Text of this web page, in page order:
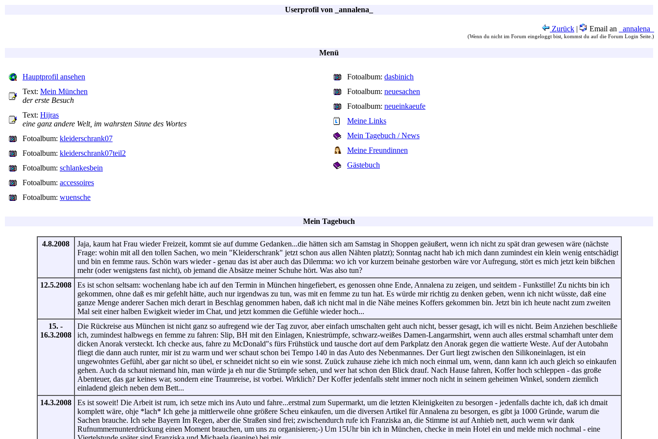
Userprofil von _annalena_
Zurück | Email an _annalena_
(Wenn du nicht im Forum eingeloggt bist, kommst du auf die Forum Login Seite.)
Menü
Hauptprofil ansehen
Text: Mein München
der erste Besuch
Text: Hijras
eine ganz andere Welt, im wahrsten Sinne des Wortes
Fotoalbum: kleiderschrank07
Fotoalbum: kleiderschrank07teil2
Fotoalbum: schlankesbein
Fotoalbum: accessoires
Fotoalbum: wuensche
Fotoalbum: dasbinich
Fotoalbum: neuesachen
Fotoalbum: neueinkaeufe
Meine Links
Mein Tagebuch / News
Meine Freundinnen
Gästebuch
Mein Tagebuch
4.8.2008
Jaja, kaum hat Frau wieder Freizeit, kommt sie auf dumme Gedanken...die hätten sich am Samstag in Shoppen geäußert, wenn ich nicht zu spät dran gewesen wäre (nächste
Frage: wohin mit all den tollen Sachen, wo mein "Kleiderschrank" jetzt schon aus allen Nähten platzt); Sonntag nacht hab ich mich dann zumindest ein klein wenig entschädigt
und bin en femme raus. Schön wars wieder - genau das ist aber auch das Dilemma: wo ich vor kurzem beinahe gestorben wäre vor Aufregung, stört es mich jetzt kein bißchen
mehr (oder wenigstens fast nicht), ob jemand die Absätze meiner Schuhe hört. Was also tun?
12.5.2008
Es ist schon seltsam: wochenlang habe ich auf den Termin in München hingefiebert, es genossen ohne Ende, Annalena zu zeigen, und seitdem - Funkstille! Zu nichts bin ich
gekommen, ohne daß es mir gefehlt hätte, auch nur irgendwas zu tun, was mit en femme zu tun hat. Es würde mir richtig zu denken geben, wenn ich nicht wüsste, daß eine
ganze Menge anderer Sachen mich derart in Beschlag genommen haben, daß ich nicht mal in die Nähe meines Koffers gekommen bin. Jetzt bin ich heute nacht zum zweiten
Mal seit einer halben Ewigkeit wieder im Chat, und jetzt kommen die Gefühle wieder hoch...
15. -
16.3.2008
Die Rückreise aus München ist nicht ganz so aufregend wie der Tag zuvor, aber einfach umschalten geht auch nicht, besser gesagt, ich will es nicht. Beim Anziehen beschließe
ich, zumindest halbwegs en femme zu fahren: Slip, BH mit den Einlagen, Kniestrümpfe, schwarz-weißes Damen-Langarmshirt, wenn auch alles erstmal schamhaft unter dem
dicken Anorak versteckt. Ich checke aus, fahre zu McDonald"s fürs Frühstück und tausche dort auf dem Parkplatz den Anorak gegen die wattierte Weste. Auf der Autobahn
fliegt die dann auch runter, mir ist zu warm und wer schaut schon bei Tempo 140 in das Auto des Nebenmannes. Der Gurt liegt zwischen den Silikoneinlagen, ist ein
ungewohntes Gefühl, aber gar nicht so übel, er schneidet nicht so ein wie sonst. Zuück zuhause ziehe ich mich noch einmal um, wenn, dann kann ich auch gleich so einkaufen
gehen. Auch da schaut niemand hin, man würde ja eh nur die Strümpfe sehen, und wer hat schon den Blick drauf. Nach Hause fahren, Koffer hoch schleppen - das große
Abenteuer, das gar keines war, sondern eine Traumreise, ist vorbei. Wirklich? Der Koffer jedenfalls steht immer noch nicht in seinem geheimen Winkel, sondern ziemlich
einladend gleich neben dem Bett...
14.3.2008
Es ist soweit! Die Arbeit ist rum, ich setze mich ins Auto und fahre...erstmal zum Supermarkt, um die letzten Kleinigkeiten zu besorgen - jedenfalls dachte ich, daß ich dmait
komplett wäre, ohje *lach* Ich gehe ja mittlerweile ohne größere Scheu einkaufen, um die diversen Artikel für Annalena zu besorgen, es gibt ja 1000 Gründe, warum die
Sachen brauche. Ich sehe Bayern Im Regen, aber die Straßen sind frei; zwischendurch rufe ich Franziska an, die Stimme ist auf Anhieb nett, auch wenn wir dank
Rufnummernunterdrückung einen Moment brauchen, um uns zu organisieren;-) Um 15Uhr bin ich in München, checke in mein Hotel ein und melde mich nochmal - eine